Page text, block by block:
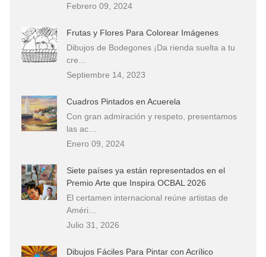
Febrero 09, 2024
Frutas y Flores Para Colorear Imágenes
Dibujos de Bodegones ¡Da rienda suelta a tu
cre…
Septiembre 14, 2023
Cuadros Pintados en Acuerela
Con gran admiración y respeto, presentamos
las ac…
Enero 09, 2024
Siete países ya están representados en el
Premio Arte que Inspira OCBAL 2026
El certamen internacional reúne artistas de
Améri…
Julio 31, 2026
Dibujos Fáciles Para Pintar con Acrílico